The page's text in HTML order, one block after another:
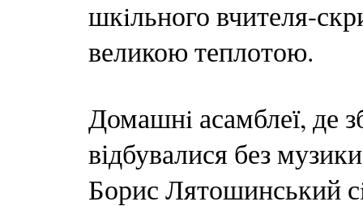
шкiльного вчителя-
великою теплотою.
Домашнi асамблеї, де
відбувалися без
Борис Лятошинський